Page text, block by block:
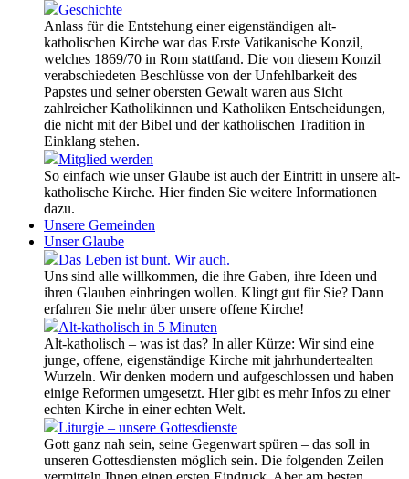
Geschichte
Anlass für die Entstehung einer eigenständigen alt-
katholischen Kirche war das Erste Vatikanische Konzil,
welches 1869/70 in Rom stattfand. Die von diesem Konzil
verabschiedeten Beschlüsse von der Unfehlbarkeit des
Papstes und seiner obersten Gewalt waren aus Sicht
zahlreicher Katholikinnen und Katholiken Entscheidungen,
die nicht mit der Bibel und der katholischen Tradition in
Einklang stehen.
Mitglied werden
So einfach wie unser Glaube ist auch der Eintritt in unsere alt-
katholische Kirche. Hier finden Sie weitere Informationen
dazu.
Unsere Gemeinden
Unser Glaube
Das Leben ist bunt. Wir auch.
Uns sind alle willkommen, die ihre Gaben, ihre Ideen und
ihren Glauben einbringen wollen. Klingt gut für Sie? Dann
erfahren Sie mehr über unsere offene Kirche!
Alt-katholisch in 5 Minuten
Alt-katholisch – was ist das? In aller Kürze: Wir sind eine
junge, offene, eigenständige Kirche mit jahrhundertealten
Wurzeln. Wir denken modern und aufgeschlossen und haben
einige Reformen umgesetzt. Hier gibt es mehr Infos zu einer
echten Kirche in einer echten Welt.
Liturgie – unsere Gottesdienste
Gott ganz nah sein, seine Gegenwart spüren – das soll in
unseren Gottesdiensten möglich sein. Die folgenden Zeilen